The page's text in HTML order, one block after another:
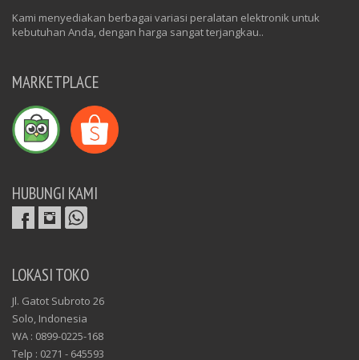
Kami menyediakan berbagai variasi peralatan elektronik untuk
kebutuhan Anda, dengan harga sangat terjangkau..
MARKETPLACE
HUBUNGI KAMI
LOKASI TOKO
Jl. Gatot Subroto 26
Solo, Indonesia
WA : 0899-0225-168
Telp : 0271 - 645593